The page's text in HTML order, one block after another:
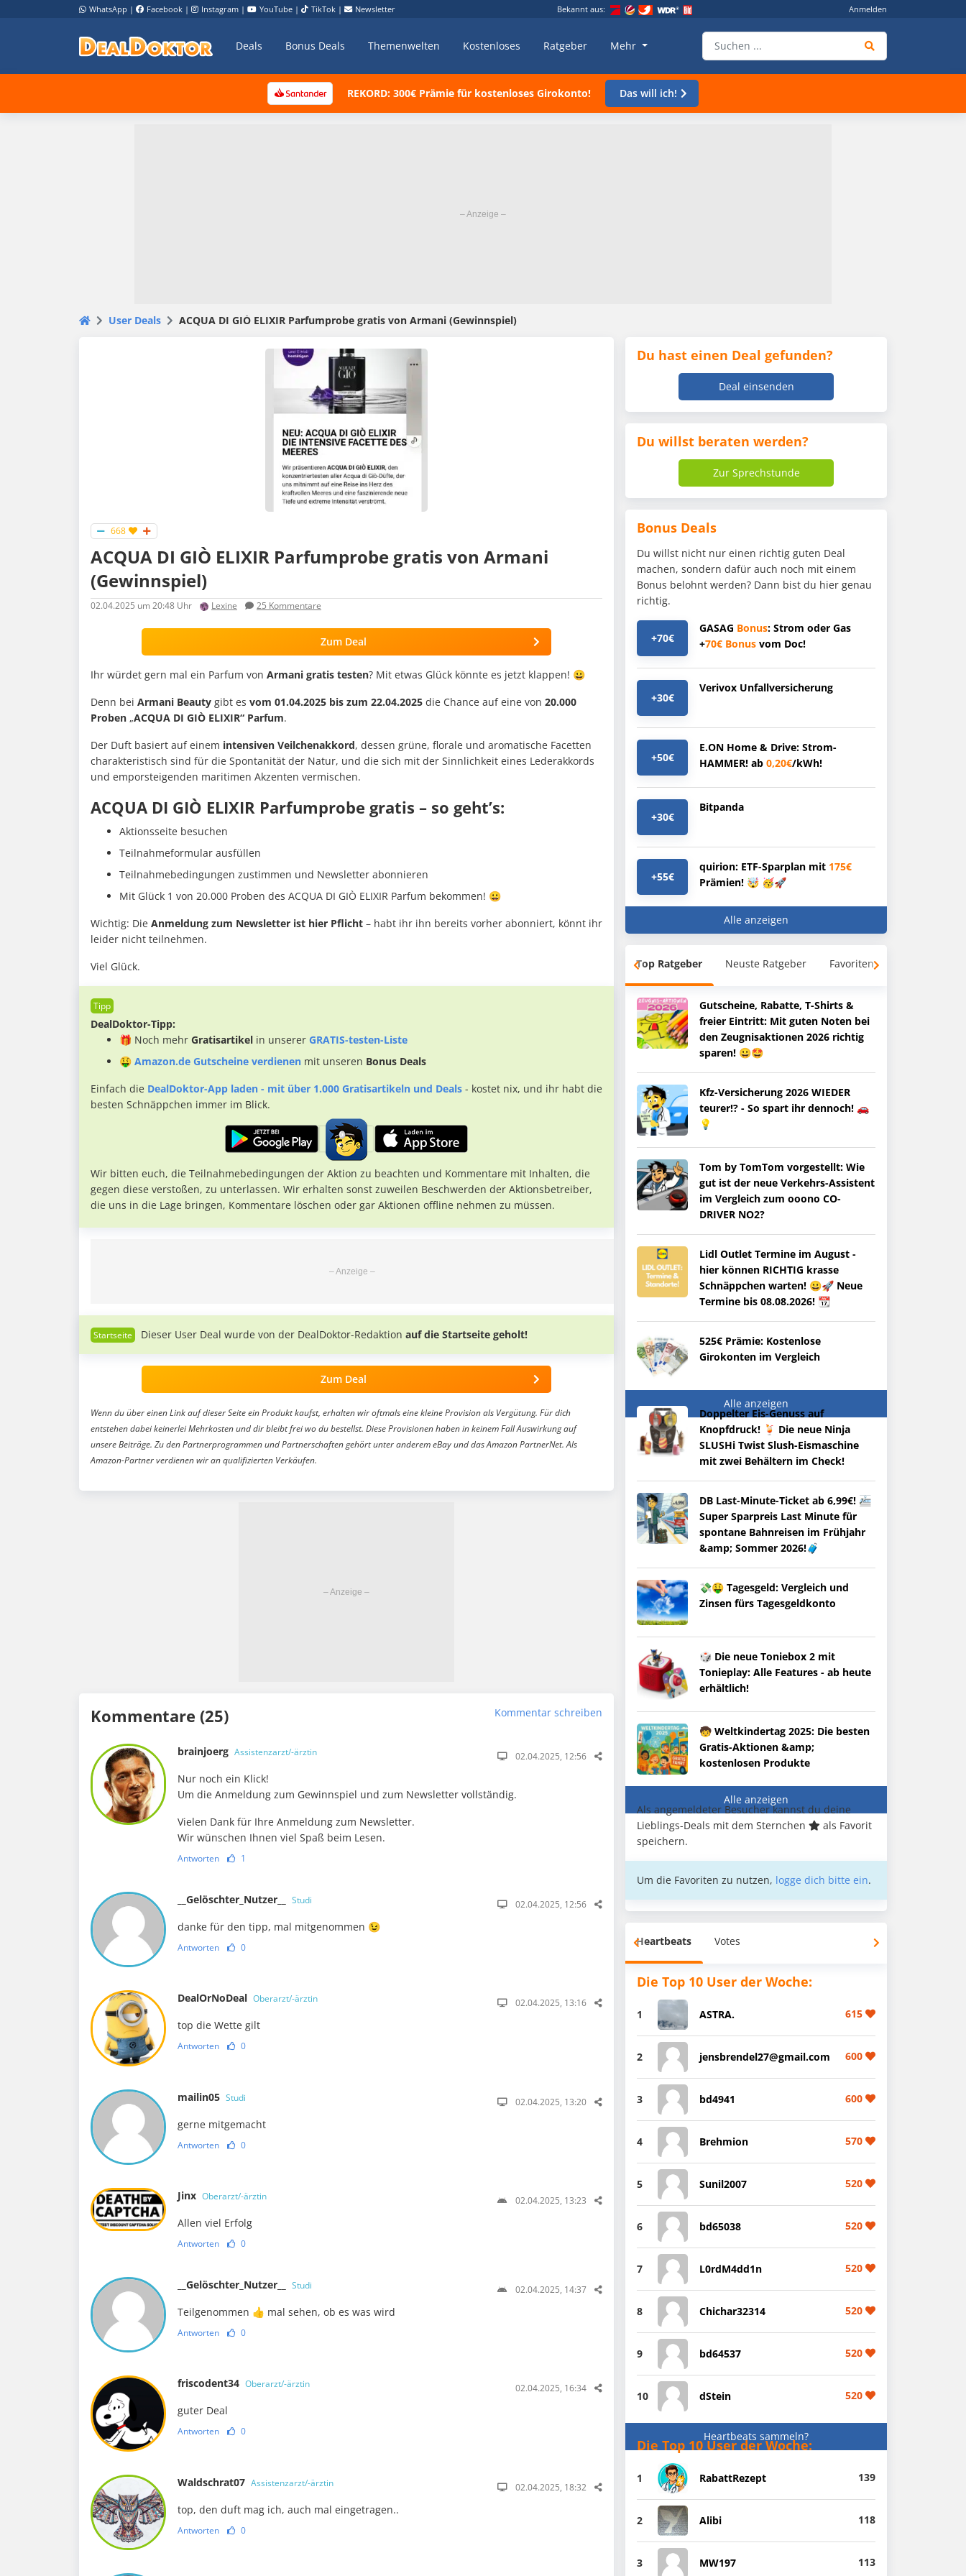
WhatsApp | Facebook | Instagram | YouTube | TikTok | Newsletter Bekannt aus: Anmelden
Deals Bonus Deals Themenwelten Kostenloses Ratgeber Mehr
REKORD: 300€ Prämie für kostenloses Girokonto! Das will ich!
User Deals ACQUA DI GIÒ ELIXIR Parfumprobe gratis von Armani (Gewinnspiel)
668
ACQUA DI GIÒ ELIXIR Parfumprobe gratis von Armani
(Gewinnspiel)
02.04.2025 um 20:48 Uhr Lexine 25 Kommentare
Zum Deal
Ihr würdet gern mal ein Parfum von Armani gratis testen? Mit etwas Glück könnte es jetzt klappen! 😀
Denn bei Armani Beauty gibt es vom 01.04.2025 bis zum 22.04.2025 die Chance auf eine von 20.000
Proben „ACQUA DI GIÒ ELIXIR“ Parfum.
Der Duft basiert auf einem intensiven Veilchenakkord, dessen grüne, florale und aromatische Facetten
charakteristisch sind für die Spontanität der Natur, und die sich mit der Sinnlichkeit eines Lederakkords
und emporsteigenden maritimen Akzenten vermischen.
ACQUA DI GIÒ ELIXIR Parfumprobe gratis – so geht’s:
Aktionsseite besuchen
Teilnahmeformular ausfüllen
Teilnahmebedingungen zustimmen und Newsletter abonnieren
Mit Glück 1 von 20.000 Proben des ACQUA DI GIÒ ELIXIR Parfum bekommen! 😀
Wichtig: Die Anmeldung zum Newsletter ist hier Pflicht – habt ihr ihn bereits vorher abonniert, könnt ihr
leider nicht teilnehmen.
Viel Glück.
DealDoktor-Tipp:
🎁 Noch mehr Gratisartikel in unserer GRATIS-testen-Liste
🤑 Amazon.de Gutscheine verdienen mit unseren Bonus Deals
Einfach die DealDoktor-App laden - mit über 1.000 Gratisartikeln und Deals - kostet nix, und ihr habt die
besten Schnäppchen immer im Blick.
Wir bitten euch, die Teilnahmebedingungen der Aktion zu beachten und Kommentare mit Inhalten, die
gegen diese verstoßen, zu unterlassen. Wir erhalten sonst zuweilen Beschwerden der Aktionsbetreiber,
die uns in die Lage bringen, Kommentare löschen oder gar Aktionen offline nehmen zu müssen.
Dieser User Deal wurde von der DealDoktor-Redaktion auf die Startseite geholt!
Zum Deal
Wenn du über einen Link auf dieser Seite ein Produkt kaufst, erhalten wir oftmals eine kleine Provision als Vergütung. Für dich
entstehen dabei keinerlei Mehrkosten und dir bleibt frei wo du bestellst. Diese Provisionen haben in keinem Fall Auswirkung auf
unsere Beiträge. Zu den Partnerprogrammen und Partnerschaften gehört unter anderem eBay und das Amazon PartnerNet. Als
Amazon-Partner verdienen wir an qualifizierten Verkäufen.
Kommentare (25) Kommentar schreiben
brainjoerg Assistenzarzt/-ärztin 02.04.2025, 12:56
Nur noch ein Klick!
Um die Anmeldung zum Gewinnspiel und zum Newsletter vollständig.
Vielen Dank für Ihre Anmeldung zum Newsletter.
Wir wünschen Ihnen viel Spaß beim Lesen.
Antworten 1
__Gelöschter_Nutzer__ Studi 02.04.2025, 12:56
danke für den tipp, mal mitgenommen 😉
Antworten 0
DealOrNoDeal Oberarzt/-ärztin 02.04.2025, 13:16
top die Wette gilt
Antworten 0
mailin05 Studi 02.04.2025, 13:20
gerne mitgemacht
Antworten 0
Jinx Oberarzt/-ärztin 02.04.2025, 13:23
Allen viel Erfolg
Antworten 0
__Gelöschter_Nutzer__ Studi 02.04.2025, 14:37
Teilgenommen 👍 mal sehen, ob es was wird
Antworten 0
friscodent34 Oberarzt/-ärztin 02.04.2025, 16:34
guter Deal
Antworten 0
Waldschrat07 Assistenzarzt/-ärztin 02.04.2025, 18:32
top, den duft mag ich, auch mal eingetragen..
Antworten 0
Du hast einen Deal gefunden?
Deal einsenden
Du willst beraten werden?
Zur Sprechstunde
Bonus Deals
Du willst nicht nur einen richtig guten Deal
machen, sondern dafür auch noch mit einem
Bonus belohnt werden? Dann bist du hier genau
richtig.
+70€
GASAG Bonus: Strom oder Gas
+70€ Bonus vom Doc!
+30€
Verivox Unfallversicherung
+50€
E.ON Home & Drive: Strom-
HAMMER! ab 0,20€/kWh!
+30€
Bitpanda
+55€
quirion: ETF-Sparplan mit 175€
Prämien! 🤯 🥳🚀
Alle anzeigen
Top Ratgeber Neuste Ratgeber Favoriten
Gutscheine, Rabatte, T-Shirts &
freier Eintritt: Mit guten Noten bei
den Zeugnisaktionen 2026 richtig
sparen! 😀🤩
Kfz-Versicherung 2026 WIEDER
teurer!? - So spart ihr dennoch! 🚗
💡
Tom by TomTom vorgestellt: Wie
gut ist der neue Verkehrs-Assistent
im Vergleich zum ooono CO-
DRIVER NO2?
Lidl Outlet Termine im August -
hier können RICHTIG krasse
Schnäppchen warten! 😀🚀 Neue
Termine bis 08.08.2026! 📆
525€ Prämie: Kostenlose
Girokonten im Vergleich
Alle anzeigen
Doppelter Eis-Genuss auf
Knopfdruck! 🍹 Die neue Ninja
SLUSHi Twist Slush-Eismaschine
mit zwei Behältern im Check!
DB Last-Minute-Ticket ab 6,99€! 🚈
Super Sparpreis Last Minute für
spontane Bahnreisen im Frühjahr
&amp; Sommer 2026!🧳
💸🤑 Tagesgeld: Vergleich und
Zinsen fürs Tagesgeldkonto
🎲 Die neue Toniebox 2 mit
Tonieplay: Alle Features - ab heute
erhältlich!
🧒 Weltkindertag 2025: Die besten
Gratis-Aktionen &amp;
kostenlosen Produkte
Alle anzeigen
Als angemeldeter Besucher kannst du deine
Lieblings-Deals mit dem Sternchen
als Favorit
speichern.
Um die Favoriten zu nutzen, logge dich bitte ein.
Heartbeats Votes
Die Top 10 User der Woche:
1 ASTRA. 615
2 jensbrendel27@gmail.com 600
3 bd4941 600
4 Brehmion 570
5 Sunil2007 520
6 bd65038 520
7 L0rdM4dd1n 520
8 Chichar32314 520
9 bd64537 520
10 dStein 520
Heartbeats sammeln?
Die Top 10 User der Woche:
1 RabattRezept 139
2 Alibi 118
3 MW197 113